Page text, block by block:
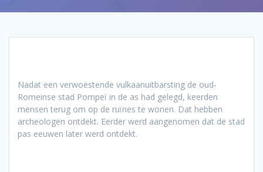
Nadat een verwoestende vulkaanuitbarsting de oud-
Romeinse stad Pompeï in de as had gelegd, keerden
mensen terug om op de ruïnes te wonen. Dat hebben
archeologen ontdekt. Eerder werd aangenomen dat de stad
pas eeuwen later werd ontdekt.